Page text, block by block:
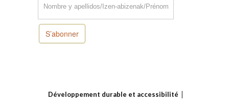
S’abonner
Développement durable et accessibilité